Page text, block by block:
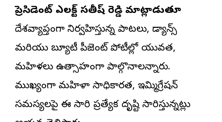
ప్రెసిడెంట్ ఎలక్ట్ సతీష్ రెడ్డి మాట్లాడుతూ
దేశవ్యాప్తంగా నిర్వహిస్తున్న పాటలు, డ్యాన్స్
మరియు బ్యూటీ పీజెంట్ పోటీల్లో యువత,
మహిళలు ఉత్సాహంగా పాల్గొనాలన్నారు.
ముఖ్యంగా మహిళా సాధికారత, ఇమ్మిగ్రేషన్
సమస్యలపై ఈ సారి ప్రత్యేక దృష్టి సారిస్తున్నట్లు